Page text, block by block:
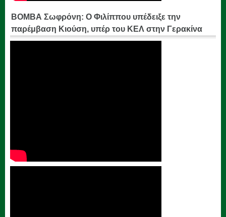
ΒΟΜΒΑ Σωφρόνη: Ο Φιλίππου υπέδειξε την
παρέμβαση Κιούση, υπέρ του ΚΕΛ στην Γερακίνα